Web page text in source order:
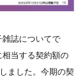
誌についてで
当する契約額の
ました。今期の契